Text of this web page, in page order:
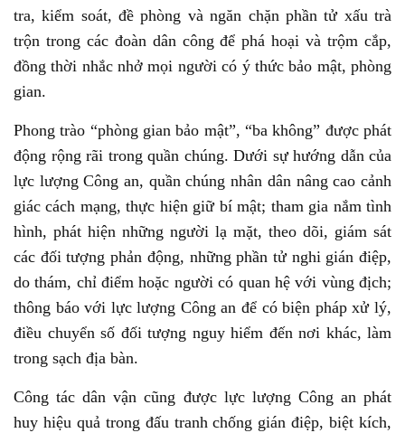
tra, kiểm soát, đề phòng và ngăn chặn phần tử xấu trà
trộn trong các đoàn dân công để phá hoại và trộm cắp,
đồng thời nhắc nhở mọi người có ý thức bảo mật, phòng
gian.
Phong trào “phòng gian bảo mật”, “ba không” được phát
động rộng rãi trong quần chúng. Dưới sự hướng dẫn của
lực lượng Công an, quần chúng nhân dân nâng cao cảnh
giác cách mạng, thực hiện giữ bí mật; tham gia nắm tình
hình, phát hiện những người lạ mặt, theo dõi, giám sát
các đối tượng phản động, những phần tử nghi gián điệp,
do thám, chỉ điểm hoặc người có quan hệ với vùng địch;
thông báo với lực lượng Công an để có biện pháp xử lý,
điều chuyển số đối tượng nguy hiểm đến nơi khác, làm
trong sạch địa bàn.
Công tác dân vận cũng được lực lượng Công an phát
huy hiệu quả trong đấu tranh chống gián điệp, biệt kích,